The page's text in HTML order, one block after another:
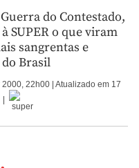
do Contestado,
SUPER o que viram
sangrentas e
Brasil
2000, 22h00 | Atualizado em 17